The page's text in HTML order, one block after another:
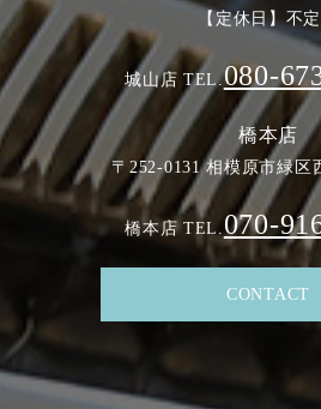
【定休日】不
城山店 TEL.080-
橋本店
〒252-0131 相模原市緑区
橋本店 TEL. 070-
CONTACT